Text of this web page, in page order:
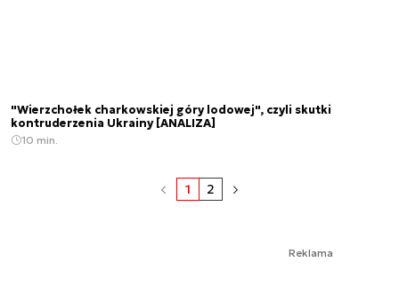
"Wierzchołek charkowskiej góry lodowej", czyli skutki
kontruderzenia Ukrainy [ANALIZA]
10 min.
1 2
Reklama